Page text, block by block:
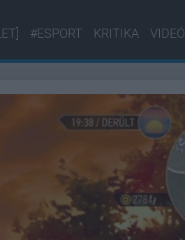
#ESPORT KRITIKA VIDEÓ